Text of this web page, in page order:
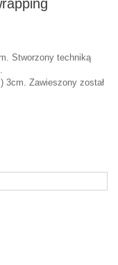
Stworzony techniką
3cm. Zawieszony został